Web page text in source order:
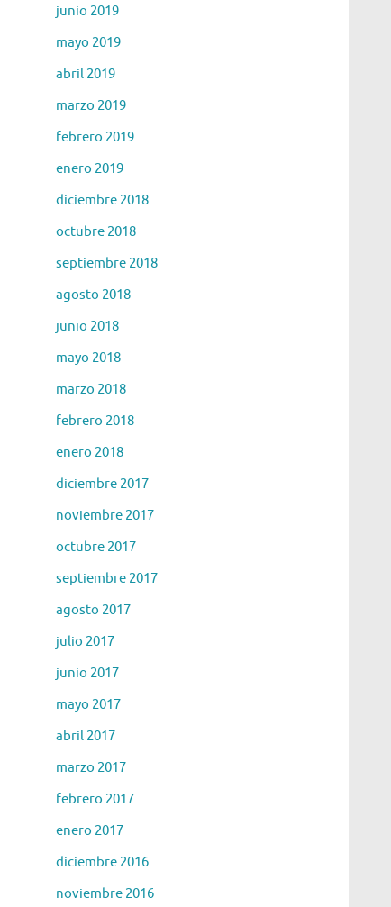
junio 2019
mayo 2019
abril 2019
marzo 2019
febrero 2019
enero 2019
diciembre 2018
octubre 2018
septiembre 2018
agosto 2018
junio 2018
mayo 2018
marzo 2018
febrero 2018
enero 2018
diciembre 2017
noviembre 2017
octubre 2017
septiembre 2017
agosto 2017
julio 2017
junio 2017
mayo 2017
abril 2017
marzo 2017
febrero 2017
enero 2017
diciembre 2016
noviembre 2016